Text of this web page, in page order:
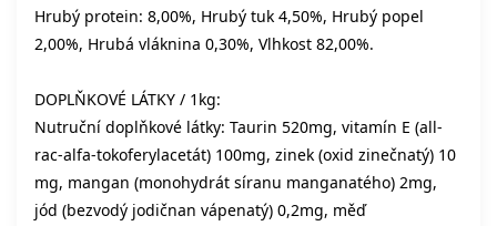
Hrubý protein: 8,00%, Hrubý tuk 4,50%, Hrubý popel
2,00%, Hrubá vláknina 0,30%, Vlhkost 82,00%.
DOPLŇKOVÉ LÁTKY / 1kg:
Nutruční doplňkové látky: Taurin 520mg, vitamín E (all-
rac-alfa-tokoferylacetát) 100mg, zinek (oxid zinečnatý) 10
mg, mangan (monohydrát síranu manganatého) 2mg,
jód (bezvodý jodičnan vápenatý) 0,2mg, měď